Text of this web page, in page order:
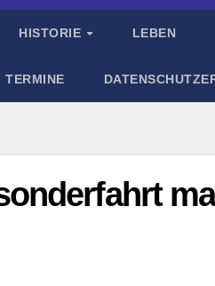
HISTORIE LEBEN
TERMINE